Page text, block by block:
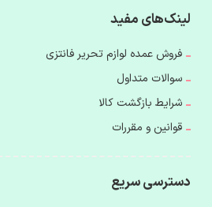
لینک‌های مفید
فروش عمده لوازم تحریر فانتزی
سوالات متداول
شرایط بازگشت کالا
قوانین و مقررات
دسترسی سریع